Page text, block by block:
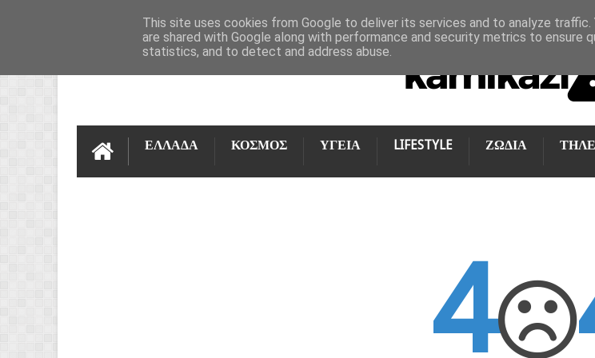
ΕΠΙΚΟΙΝΩΝΊΑ
ΕΛΛΑΔΑ ΚΟΣΜΟΣ ΥΓΕΙΑ LIFESTYLE ΖΩΔΙΑ
4
This site uses cookies from Google to deliver its services and to analyze traffic.
are shared with Google along with performance and security metrics to ensure
statistics, and to detect and address abuse.